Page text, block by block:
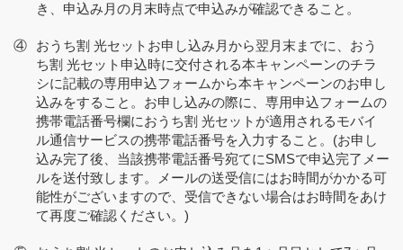
き、申込み月の月末時点で申込みが確認できること。
④
おうち割 光セットお申し込み月から翌月末までに、おう
ち割 光セット申込時に交付される本キャンペーンのチラ
シに記載の専用申込フォームから本キャンペーンのお申し
込みをすること。お申し込みの際に、専用申込フォームの
携帯電話番号欄におうち割 光セットが適用されるモバイ
ル通信サービスの携帯電話番号を入力すること。(お申し
込み完了後、当該携帯電話番号宛てにSMSで申込完了メー
ルを送付致します。メールの送受信にはお時間がかかる可
能性がございますので、受信できない場合はお時間をあけ
て再度ご確認ください。)